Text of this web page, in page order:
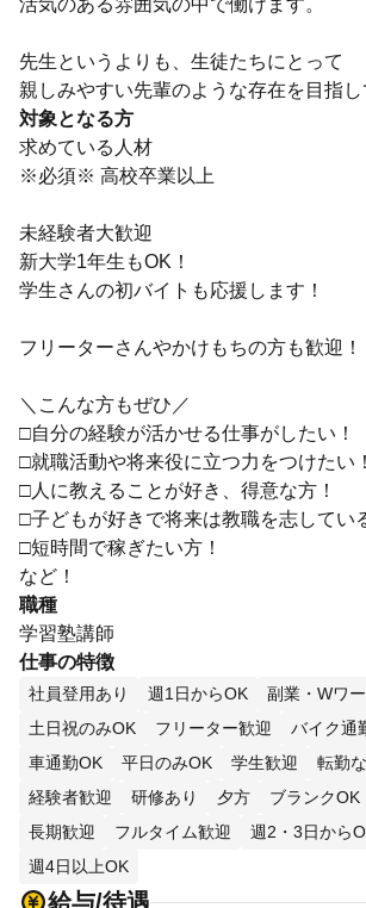
活気のある雰囲気の中で働けます。
先生というよりも、生徒たちにとって
親しみやすい先輩のような存在を目指
対象となる方
求めている人材
※必須※ 高校卒業以上
未経験者大歓迎
新大学1年生もOK！
学生さんの初バイトも応援します！
フリーターさんやかけもちの方も歓迎！
＼こんな方もぜひ／
□自分の経験が活かせる仕事がしたい！
□就職活動や将来役に立つ力をつけたい！
□人に教えることが好き、得意な方！
□子どもが好きで将来は教職を志してい
□短時間で稼ぎたい方！
など！
職種
学習塾講師
仕事の特徴
社員登用あり 週1日からOK
副業・Wワ
土日祝のみOK
フリーター歓迎 バイク通
車通勤OK
平日のみOK 学生歓迎 転勤
経験者歓迎
研修あり 夕方 ブランクOK
長期歓迎
フルタイム歓迎 週2・3日から
週4日以上OK
給与/待遇